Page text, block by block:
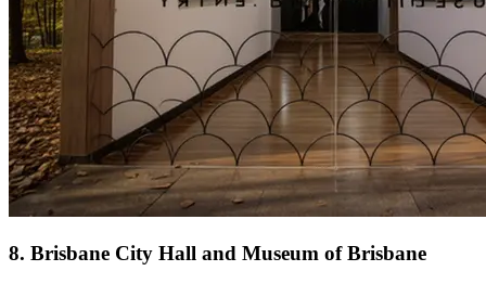
8. Brisbane City Hall and Museum of Brisbane